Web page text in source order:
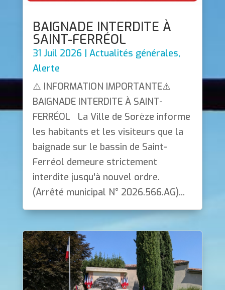
BAIGNADE INTERDITE À
SAINT-FERRÉOL
31 Juil 2026 | Actualités générales,
Alerte
⚠️ INFORMATION IMPORTANTE⚠️
BAIGNADE INTERDITE À SAINT-
FERRÉOL La Ville de Sorèze informe
les habitants et les visiteurs que la
baignade sur le bassin de Saint-
Ferréol demeure strictement
interdite jusqu'à nouvel ordre.
(Arrêté municipal N° 2026.566.AG)...